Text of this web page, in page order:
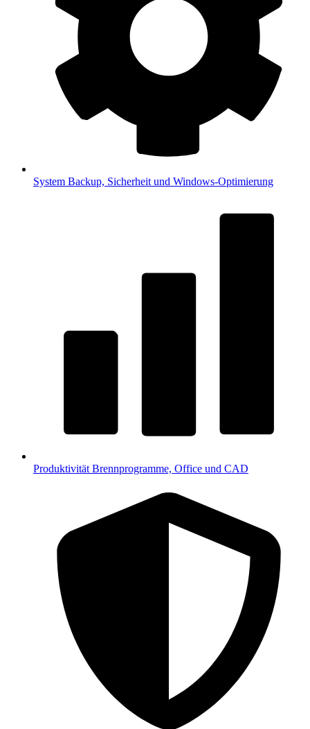
System Backup, Sicherheit und Windows-Optimierung
Produktivität Brennprogramme, Office und CAD